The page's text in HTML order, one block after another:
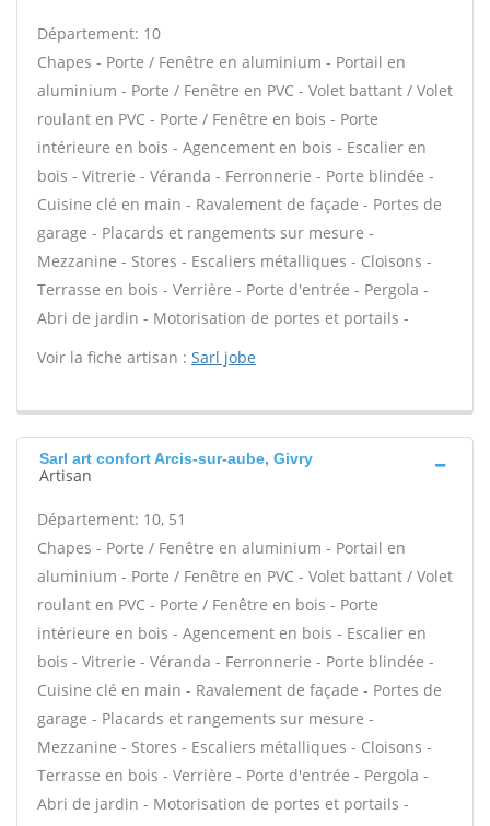
Département: 10
Chapes - Porte / Fenêtre en aluminium - Portail en
aluminium - Porte / Fenêtre en PVC - Volet battant / Volet
roulant en PVC - Porte / Fenêtre en bois - Porte
intérieure en bois - Agencement en bois - Escalier en
bois - Vitrerie - Véranda - Ferronnerie - Porte blindée -
Cuisine clé en main - Ravalement de façade - Portes de
garage - Placards et rangements sur mesure -
Mezzanine - Stores - Escaliers métalliques - Cloisons -
Terrasse en bois - Verrière - Porte d'entrée - Pergola -
Abri de jardin - Motorisation de portes et portails -
Voir la fiche artisan : Sarl jobe
Sarl art confort Arcis-sur-aube, Givry
Artisan
Département: 10, 51
Chapes - Porte / Fenêtre en aluminium - Portail en
aluminium - Porte / Fenêtre en PVC - Volet battant / Volet
roulant en PVC - Porte / Fenêtre en bois - Porte
intérieure en bois - Agencement en bois - Escalier en
bois - Vitrerie - Véranda - Ferronnerie - Porte blindée -
Cuisine clé en main - Ravalement de façade - Portes de
garage - Placards et rangements sur mesure -
Mezzanine - Stores - Escaliers métalliques - Cloisons -
Terrasse en bois - Verrière - Porte d'entrée - Pergola -
Abri de jardin - Motorisation de portes et portails -